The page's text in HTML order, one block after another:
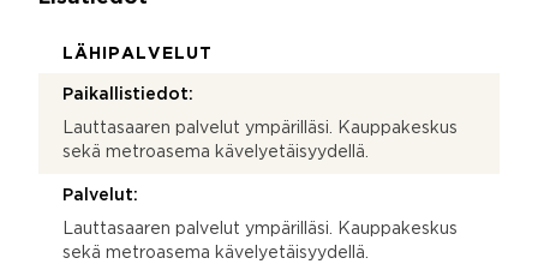
LÄHIPALVELUT
Paikallistiedot:
Lauttasaaren palvelut ympärilläsi. Kauppakeskus
sekä metroasema kävelyetäisyydellä.
Palvelut:
Lauttasaaren palvelut ympärilläsi. Kauppakeskus
sekä metroasema kävelyetäisyydellä.